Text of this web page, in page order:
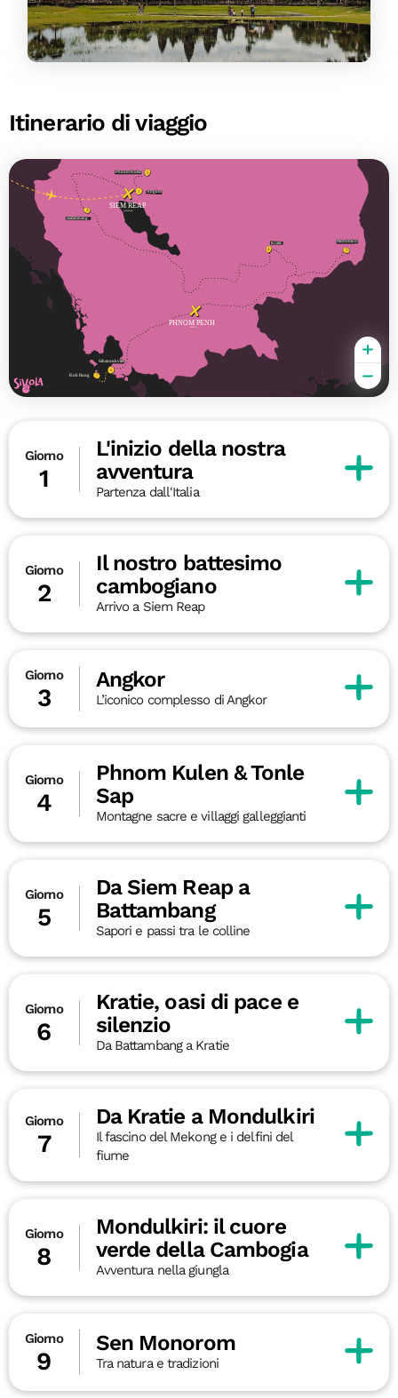
Itinerario di viaggio
Giorno
1
L'inizio della nostra
avventura
Partenza dall'Italia
Giorno
2
Il nostro battesimo
cambogiano
Arrivo a Siem Reap
Giorno
3
Angkor
L’iconico complesso di Angkor
Giorno
4
Phnom Kulen & Tonle
Sap
Montagne sacre e villaggi galleggianti
Giorno
5
Da Siem Reap a
Battambang
Sapori e passi tra le colline
Giorno
6
Kratie, oasi di pace e
silenzio
Da Battambang a Kratie
Giorno
7
Da Kratie a Mondulkiri
Il fascino del Mekong e i delfini del
fiume
Giorno
8
Mondulkiri: il cuore
verde della Cambogia
Avventura nella giungla
Giorno
9
Sen Monorom
Tra natura e tradizioni